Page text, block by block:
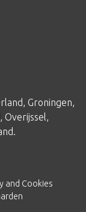
, Groningen,
, Overijssel,
.
and Cookies